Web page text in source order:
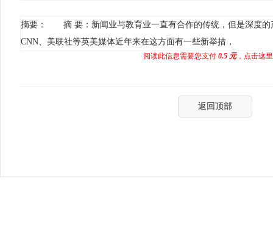
摘要： 摘 要：新闻业与教育业一直有合作的传统，但是深度的
CNN、美联社等英美媒体近年来在这方面有一些新举措，
阅读此信息需要您支付 0.5 元，点击这
返回顶部